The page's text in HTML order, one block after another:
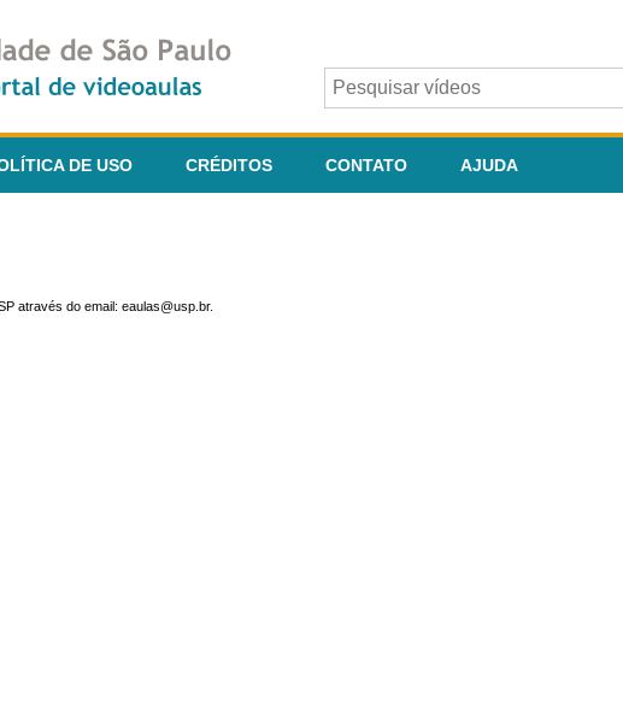
DE USO CRÉDITOS CONTATO AJUDA
através do email: eaulas@usp.br.